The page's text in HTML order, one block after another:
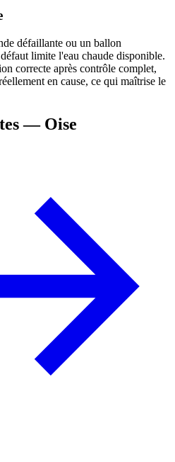
défaillante ou un ballon
limite l'eau chaude disponible.
correcte après contrôle complet,
en cause, ce qui maîtrise le
— Oise